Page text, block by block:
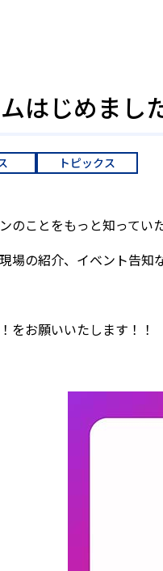
はじめまし
トピックス
のことをもっと知ってい
場の紹介、イベント告知
をお願いいたします！！